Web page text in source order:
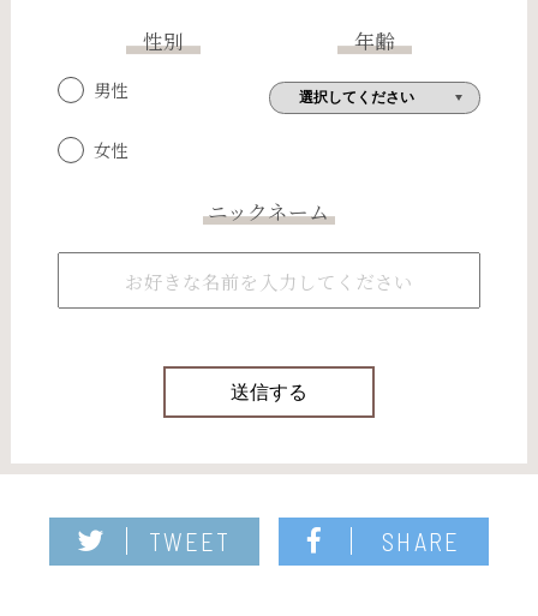
性別
男性
女性
年齢
ニックネーム
TWEET SHARE